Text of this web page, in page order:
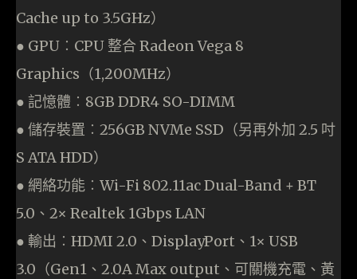
Cache up to 3.5GHz）
● GPU︰CPU 整合 Radeon Vega 8
Graphics（1,200MHz）
● 記憶體︰8GB DDR4 SO-DIMM
● 儲存裝置︰256GB NVMe SSD（另再外加 2.5 吋
S ATA HDD）
● 網絡功能︰Wi-Fi 802.11ac Dual-Band + BT
5.0、2× Realtek 1Gbps LAN
● 輸出︰HDMI 2.0、DisplayPort、1× USB
3.0（Gen1、2.0A Max output、可關機充電、黃